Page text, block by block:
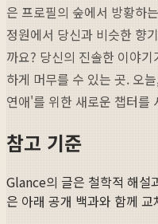
은 프로필의 숲에서 방황하
정원에서 당신과 비슷한 향
까요? 당신의 진솔한 이야
하게 머무를 수 있는 곳. 오
연애'를 위한 새로운 챕터를
참고 기준
Glance의 글은 철학적 해설
은 아래 공개 백과와 함께